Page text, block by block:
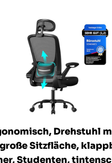
Drehstuhl
Sitzfläche,
Studenten,